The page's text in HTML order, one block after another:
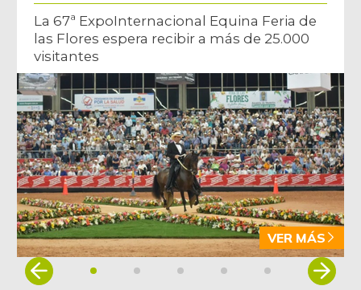
La 67ª ExpoInternacional Equina Feria de
las Flores espera recibir a más de 25.000
visitantes
VER MÁS
Item